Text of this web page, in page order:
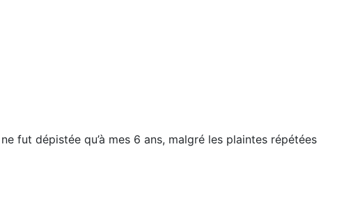
fut dépistée qu’à mes 6 ans, malgré les plaintes répétées